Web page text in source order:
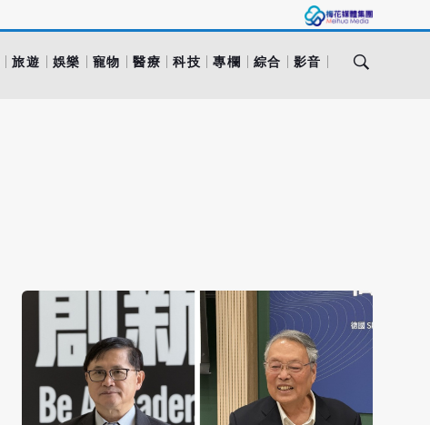
旅遊 娛樂 寵物 醫療 科技 專欄 綜合 影音